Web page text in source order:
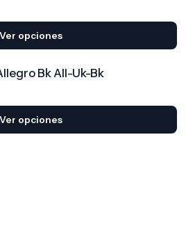
Ver opciones
Bk All-Uk-Bk
Ver opciones